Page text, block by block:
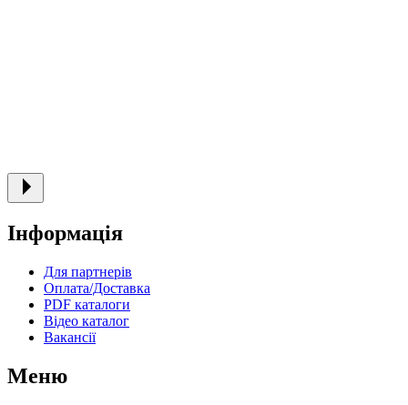
Інформація
Для партнерів
Оплата/Доставка
PDF каталоги
Відео каталог
Вакансії
Меню